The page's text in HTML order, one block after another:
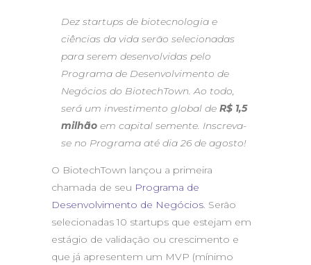
Dez startups de biotecnologia e
ciências da vida serão selecionadas
para serem desenvolvidas pelo
Programa de Desenvolvimento de
Negócios do BiotechTown. Ao todo,
será um investimento global de R$ 1,5
milhão em capital semente. Inscreva-
se no Programa até dia 26 de agosto!
O BiotechTown lançou a primeira
chamada de seu Programa de
Desenvolvimento de Negócios. Serão
selecionadas 10 startups que estejam em
estágio de validação ou crescimento e
que já apresentem um MVP (mínimo